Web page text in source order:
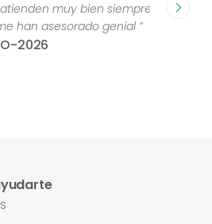
muy bien siempre,
han asesorado genial ”
2026